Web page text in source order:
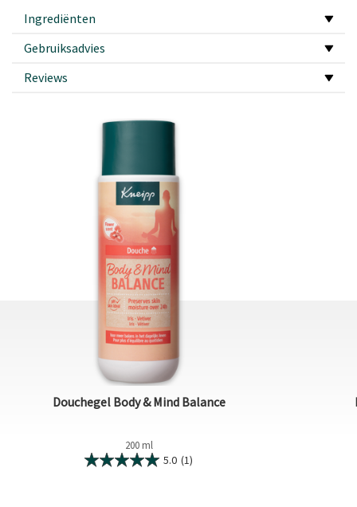
Ingrediënten
Gebruiksadvies
Reviews
Douchegel Body & Mind Balance
200 ml
5.0 (1)